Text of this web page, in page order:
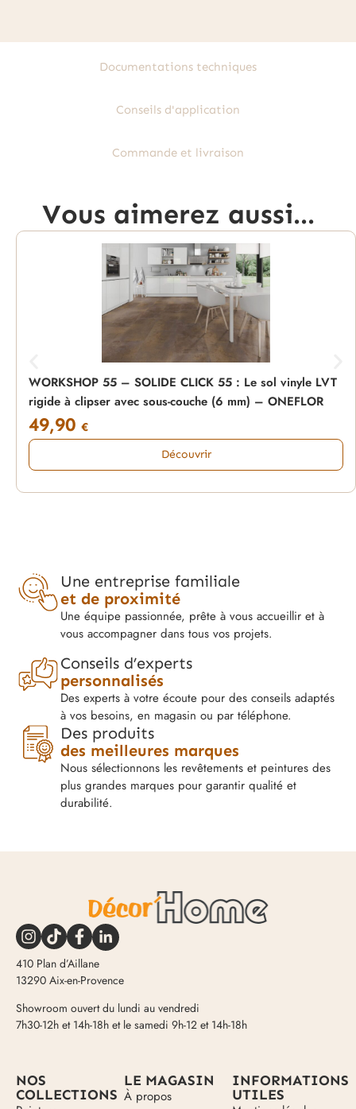
Documentations techniques
Conseils d'application
Commande et livraison
Vous aimerez aussi...
WORKSHOP 55 – SOLIDE CLICK 55 : Le sol vinyle LVT
rigide à clipser avec sous-couche (6 mm) – ONEFLOR
49,90 €
Découvrir
Une entreprise familiale
et de proximité
Une équipe passionnée, prête à vous accueillir et à
vous accompagner dans tous vos projets.
Conseils d’experts
personnalisés
Des experts à votre écoute pour des conseils adaptés
à vos besoins, en magasin ou par téléphone.
Des produits
des meilleures marques
Nous sélectionnons les revêtements et peintures des
plus grandes marques pour garantir qualité et
durabilité.
410 Plan d’Aillane
13290 Aix-en-Provence
Showroom ouvert du lundi au vendredi
7h30-12h et 14h-18h et le samedi 9h-12 et 14h-18h
NOS
COLLECTIONS
LE MAGASIN
À propos
INFORMATIONS
UTILES